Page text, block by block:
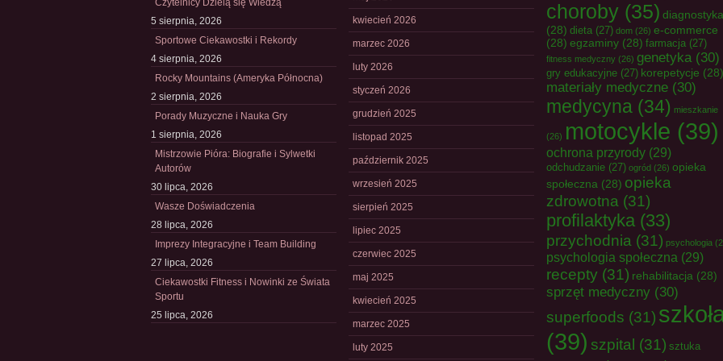
Czytelnicy Dzielą się Wiedzą
5 sierpnia, 2026
Sportowe Ciekawostki i Rekordy
4 sierpnia, 2026
Rocky Mountains (Ameryka Północna)
2 sierpnia, 2026
Porady Muzyczne i Nauka Gry
1 sierpnia, 2026
Mistrzowie Pióra: Biografie i Sylwetki
Autorów
30 lipca, 2026
Wasze Doświadczenia
28 lipca, 2026
Imprezy Integracyjne i Team Building
27 lipca, 2026
Ciekawostki Fitness i Nowinki ze Świata
Sportu
25 lipca, 2026
kwiecień 2026
marzec 2026
luty 2026
styczeń 2026
grudzień 2025
listopad 2025
październik 2025
wrzesień 2025
sierpień 2025
lipiec 2025
czerwiec 2025
maj 2025
kwiecień 2025
marzec 2025
luty 2025
choroby (35) diagnostyka
(28) dieta (27) dom (26) e-commerce
(28) egzaminy (28) farmacja (27)
fitness medyczny (26) genetyka(30)
gry edukacyjne (27) korepetycje (28)
materiały medyczne (30)
medycyna (34) mieszkanie
(26) motocykle (39)
ochrona przyrody (29)
odchudzanie (27) ogród (26) opieka
społeczna (28) opieka
zdrowotna (31)
profilaktyka (33)
przychodnia (31) psychologia
psychologia społeczna (29)
recepty (31) rehabilitacja (28)
sprzęt medyczny (30)
superfoods (31)
(39) szpital (31) sztuka